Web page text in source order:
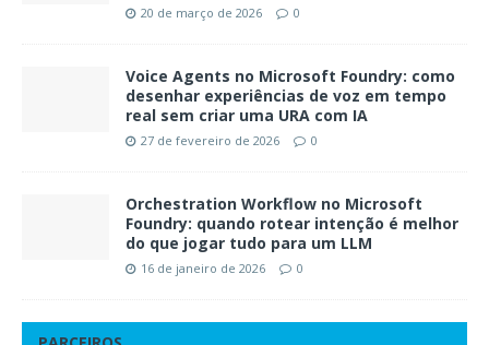
20 de março de 2026 0
Voice Agents no Microsoft Foundry: como
desenhar experiências de voz em tempo
real sem criar uma URA com IA
27 de fevereiro de 2026 0
Orchestration Workflow no Microsoft
Foundry: quando rotear intenção é melhor
do que jogar tudo para um LLM
16 de janeiro de 2026 0